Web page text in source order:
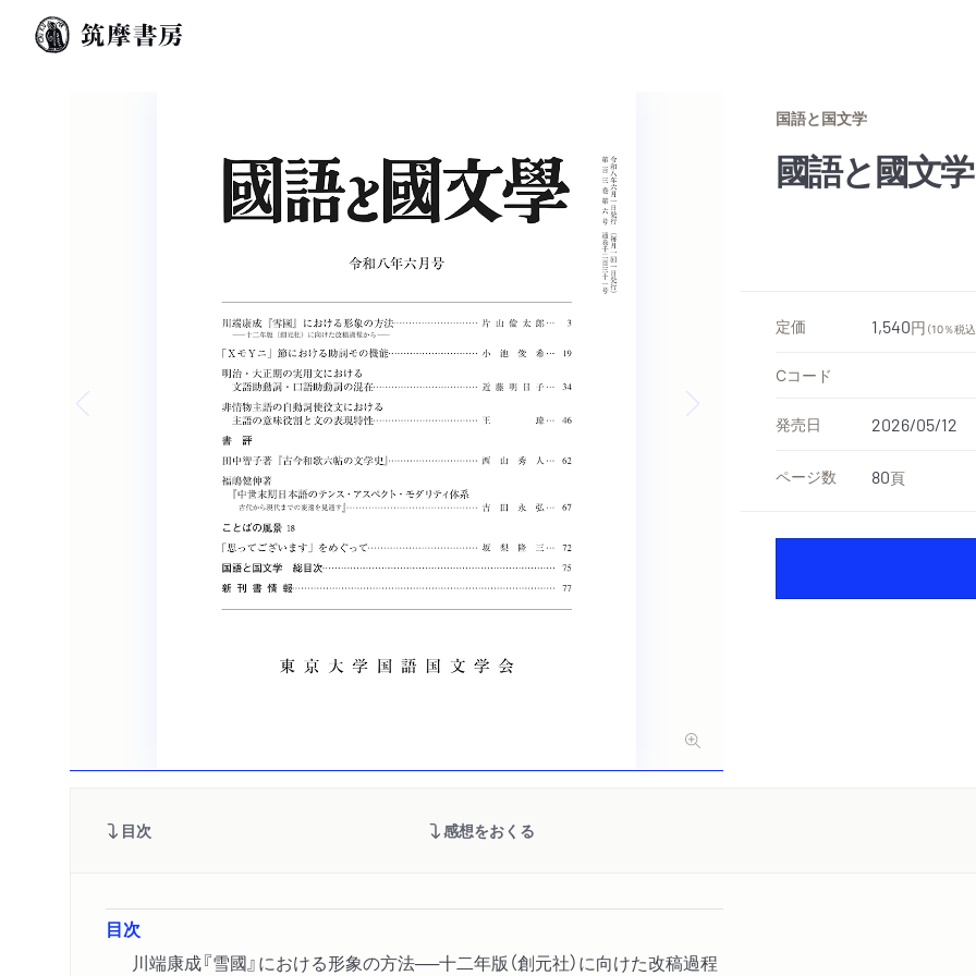
国語と国文学
國語と國文
定価 1,540円 （10％税込
Cコード
発売日 2026/05/12
ページ数 80頁
目次 感想をおくる
目次
川端康成『雪國』における形象の方法──十二年版（創元社）に向けた改稿過程